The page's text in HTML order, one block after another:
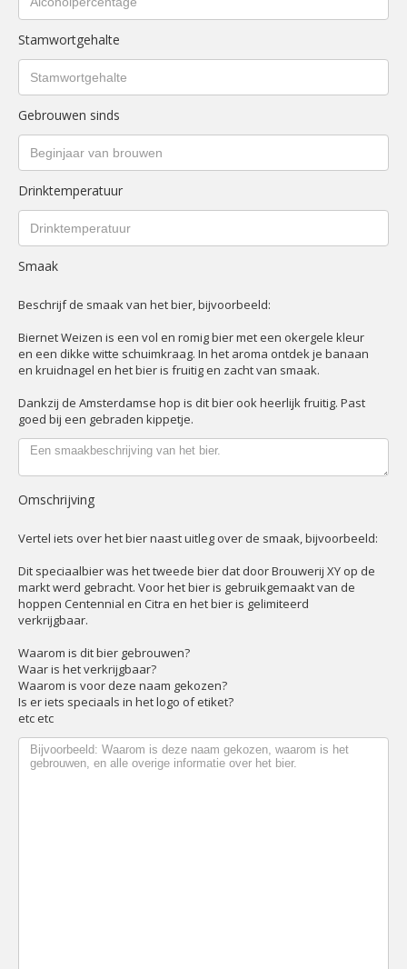
Stamwortgehalte
Gebrouwen sinds
Drinktemperatuur
Smaak
Beschrijf de smaak van het bier, bijvoorbeeld:
Biernet Weizen is een vol en romig bier met een okergele kleur
en een dikke witte schuimkraag. In het aroma ontdek je banaan
en kruidnagel en het bier is fruitig en zacht van smaak.
Dankzij de Amsterdamse hop is dit bier ook heerlijk fruitig. Past
goed bij een gebraden kippetje.
Omschrijving
Vertel iets over het bier naast uitleg over de smaak, bijvoorbeeld:
Dit speciaalbier was het tweede bier dat door Brouwerij XY op de
markt werd gebracht. Voor het bier is gebruikgemaakt van de
hoppen Centennial en Citra en het bier is gelimiteerd
verkrijgbaar.
Waarom is dit bier gebrouwen?
Waar is het verkrijgbaar?
Waarom is voor deze naam gekozen?
Is er iets speciaals in het logo of etiket?
etc etc